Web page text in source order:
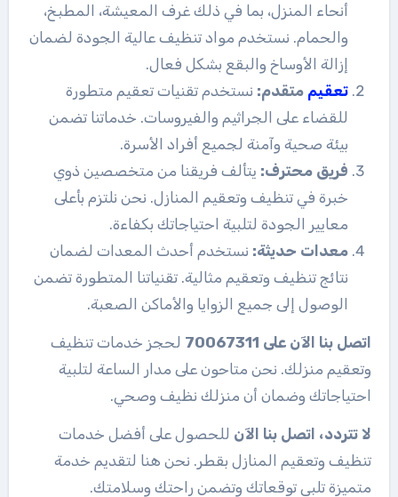
أنحاء المنزل، بما في ذلك غرف المعيشة، المطبخ،
والحمام. نستخدم مواد تنظيف عالية الجودة لضمان
إزالة الأوساخ والبقع بشكل فعال.
تعقيم متقدم: نستخدم تقنيات تعقيم متطورة
للقضاء على الجراثيم والفيروسات. خدماتنا تضمن
بيئة صحية وآمنة لجميع أفراد الأسرة.
فريق محترف: يتألف فريقنا من متخصصين ذوي
خبرة في تنظيف وتعقيم المنازل. نحن نلتزم بأعلى
معايير الجودة لتلبية احتياجاتك بكفاءة.
معدات حديثة: نستخدم أحدث المعدات لضمان
نتائج تنظيف وتعقيم مثالية. تقنياتنا المتطورة تضمن
الوصول إلى جميع الزوايا والأماكن الصعبة.
اتصل بنا الآن على 70067311
لحجز خدمات تنظيف
وتعقيم منزلك. نحن متاحون على مدار الساعة لتلبية
احتياجاتك وضمان أن منزلك نظيف وصحي.
لا تتردد، اتصل بنا الآن للحصول على أفضل خدمات
تنظيف وتعقيم المنازل بقطر. نحن هنا لتقديم خدمة
متميزة تلبي توقعاتك وتضمن راحتك وسلامتك.